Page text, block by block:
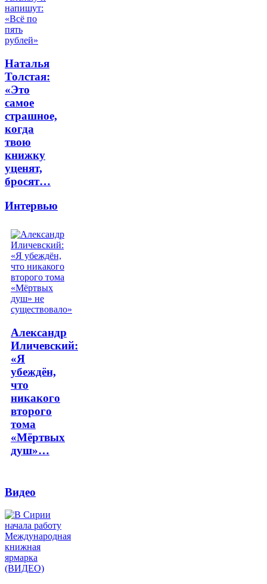
Наталья
Толстая:
«Это
самое
страшное,
когда
твою
книжку
уценят,
бросят…
Интервью
Александр
Иличевский:
«Я
убеждён,
что
никакого
второго
тома
«Мёртвых
душ»…
Видео